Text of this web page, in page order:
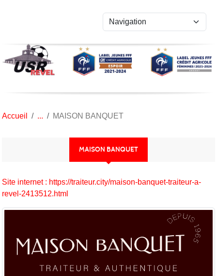
Accueil MAISON BANQUET
MAISON BANQUET
Site internet : https://traiteur.city/maison-banquet-traiteur-a-
revel-2413512.html